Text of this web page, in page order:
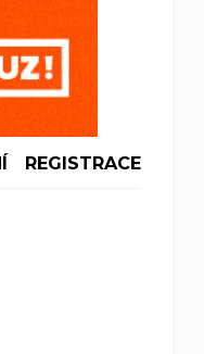
REGISTRACE